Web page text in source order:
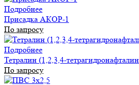
Подробнее
Присадка АКОР-1
По запросу
Подробнее
Тетралин (1,2,3,4-
По запросу